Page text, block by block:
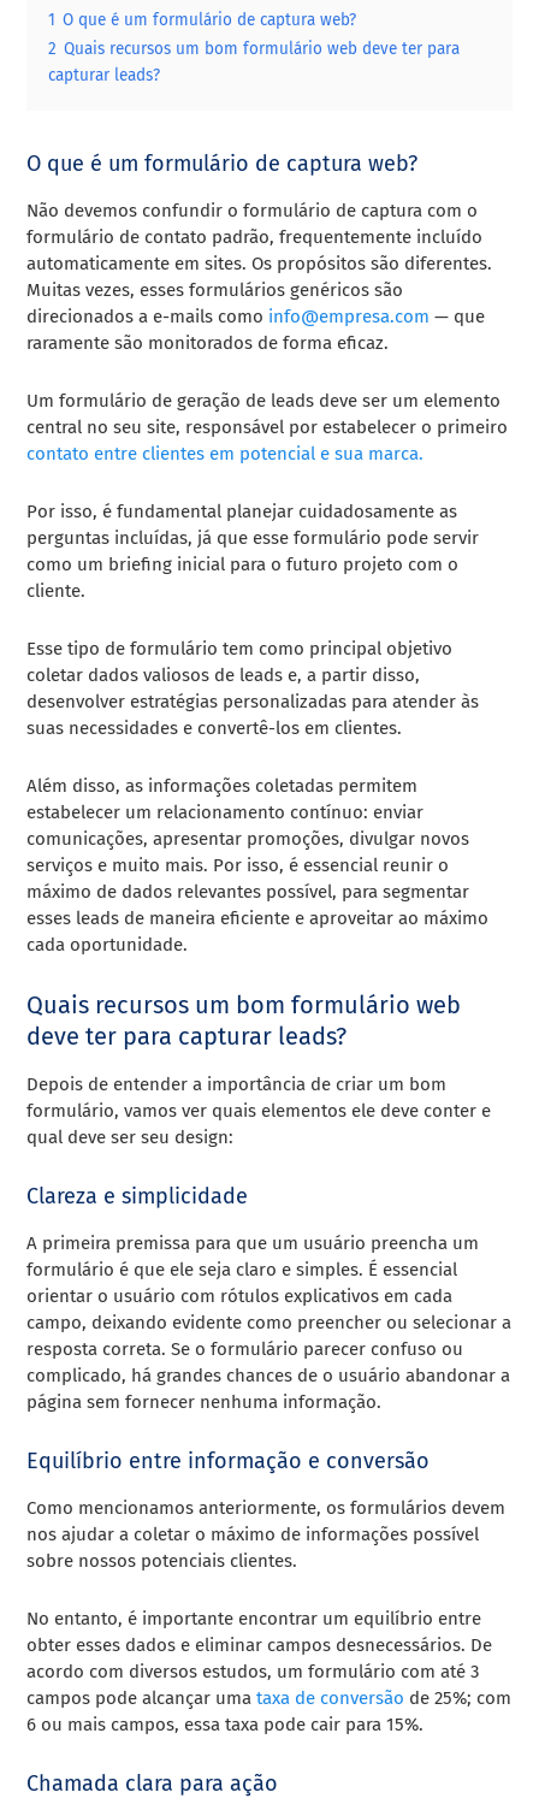
1 O que é um formulário de captura web?
2 Quais recursos um bom formulário web deve ter para
capturar leads?
O que é um formulário de captura web?
Não devemos confundir o formulário de captura com o
formulário de contato padrão, frequentemente incluído
automaticamente em sites. Os propósitos são diferentes.
Muitas vezes, esses formulários genéricos são
direcionados a e-mails como info@empresa.com — que
raramente são monitorados de forma eficaz.
Um formulário de geração de leads deve ser um elemento
central no seu site, responsável por estabelecer o primeiro
contato entre clientes em potencial e sua marca.
Por isso, é fundamental planejar cuidadosamente as
perguntas incluídas, já que esse formulário pode servir
como um briefing inicial para o futuro projeto com o
cliente.
Esse tipo de formulário tem como principal objetivo
coletar dados valiosos de leads e, a partir disso,
desenvolver estratégias personalizadas para atender às
suas necessidades e convertê-los em clientes.
Além disso, as informações coletadas permitem
estabelecer um relacionamento contínuo: enviar
comunicações, apresentar promoções, divulgar novos
serviços e muito mais. Por isso, é essencial reunir o
máximo de dados relevantes possível, para segmentar
esses leads de maneira eficiente e aproveitar ao máximo
cada oportunidade.
Quais recursos um bom formulário web
deve ter para capturar leads?
Depois de entender a importância de criar um bom
formulário, vamos ver quais elementos ele deve conter e
qual deve ser seu design:
Clareza e simplicidade
A primeira premissa para que um usuário preencha um
formulário é que ele seja claro e simples. É essencial
orientar o usuário com rótulos explicativos em cada
campo, deixando evidente como preencher ou selecionar a
resposta correta. Se o formulário parecer confuso ou
complicado, há grandes chances de o usuário abandonar a
página sem fornecer nenhuma informação.
Equilíbrio entre informação e conversão
Como mencionamos anteriormente, os formulários devem
nos ajudar a coletar o máximo de informações possível
sobre nossos potenciais clientes.
No entanto, é importante encontrar um equilíbrio entre
obter esses dados e eliminar campos desnecessários. De
acordo com diversos estudos, um formulário com até 3
campos pode alcançar uma taxa de conversão de 25%; com
6 ou mais campos, essa taxa pode cair para 15%.
Chamada clara para ação